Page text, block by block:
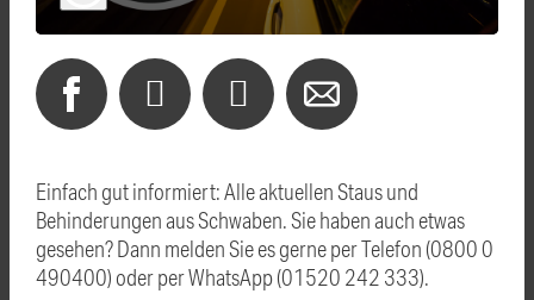
Einfach gut informiert: Alle aktuellen Staus und
Behinderungen aus Schwaben. Sie haben auch etwas
gesehen? Dann melden Sie es gerne per Telefon (0800 0
490400) oder per WhatsApp (01520 242 333).